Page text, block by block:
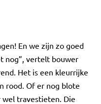
En we zijn zo goed
nog”, vertelt bouwer
Het is een kleurrijke
rood. Of er nog blote
wel travestieten. Die